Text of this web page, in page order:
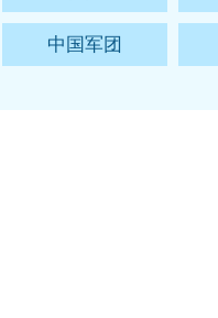
中国军团